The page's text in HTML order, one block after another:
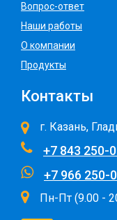
Вопрос-ответ
Наши работы
О компании
Продукты
Контакты
г. Казань,
+7 843 250-
+7 966 250-
Пн-Пт (9.00 -